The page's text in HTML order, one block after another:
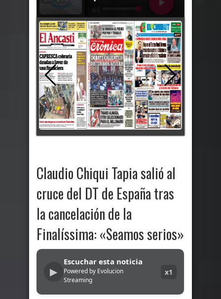
Claudio Chiqui Tapia salió al
cruce del DT de España tras
la cancelación de la
Finalíssima: «Seamos serios»
▶
Escuchar esta noticia
Powered by Evolucion
Streaming
x1